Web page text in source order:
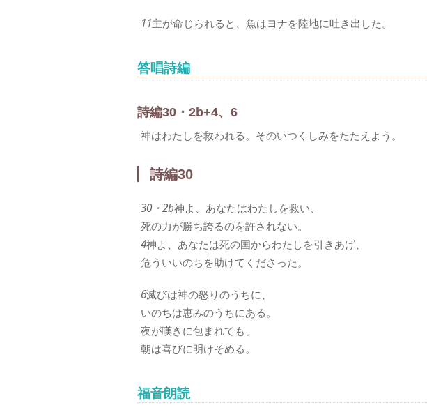
11主が命じられると、魚はヨナを陸地に吐き出した。
答唱詩編
詩編30・2b+4、6
神はわたしを救われる。そのいつくしみをたたえよう。
詩編30
30・2b神よ、あなたはわたしを救い、
死の力が勝ち誇るのを許されない。
4神よ、あなたは死の国からわたしを引きあげ、
危ういいのちを助けてくださった。
6滅びは神の怒りのうちに、
いのちは恵みのうちにある。
夜が嘆きに包まれても、
朝は喜びに明けそめる。
福音朗読